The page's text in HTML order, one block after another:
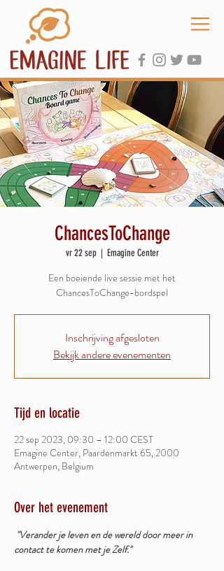
ChancesToChange
vr 22 sep
  |
Emagine Center
Een boeiende live sessie met het
ChancesToChange-bordspel
Inschrijving afgesloten
Bekijk andere evenementen
Tijd en locatie
22 sep 2023, 09:30 – 12:00 CEST
Emagine Center, Paardenmarkt 65, 2000
Antwerpen, Belgium
Over het evenement
"Verander je leven en de wereld door meer in
contact te komen met je Zelf."